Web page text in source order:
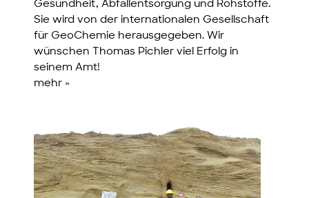
Gesundheit, Abfallentsorgung und Rohstoffe.
Sie wird von der internationalen Gesellschaft
für GeoChemie herausgegeben. Wir
wünschen Thomas Pichler viel Erfolg in
seinem Amt!
mehr »